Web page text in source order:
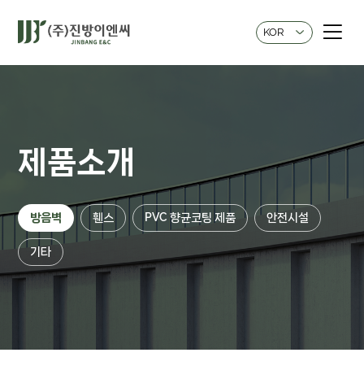
KOR
제품소개
방음벽 휀스 PVC 향균코팅 제품 안전시설
기타